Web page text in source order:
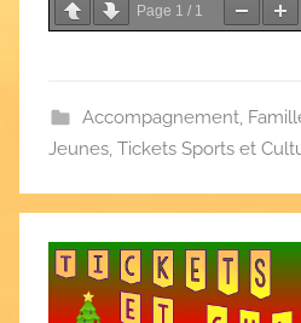
Page 1 / 1
Accompagnement,
Jeunes, Tickets Sports et